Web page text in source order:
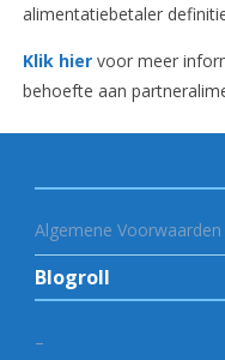
alimentatiebetaler
Klik hiervoor meer
behoefte aan
Algemene Voorwaarden
Blogroll
–